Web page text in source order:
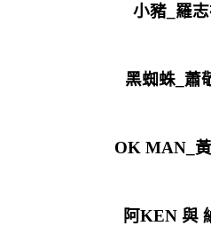
小豬_羅
黑蜘蛛_蕭
OK MAN_
阿KEN 與